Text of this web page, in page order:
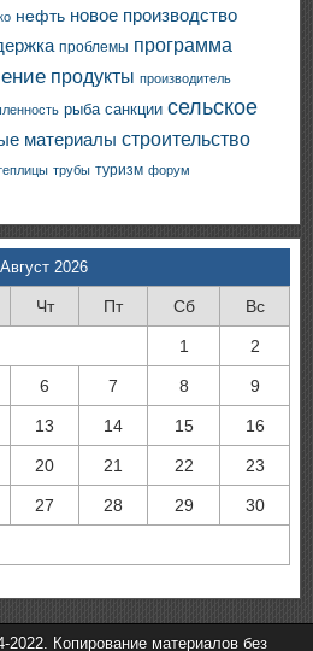
нефть новое производство
проблемы программа
продукты производитель
рыба санкции сельское
материалы строительство
трубы туризм форум
Август 2026
Чт Пт Сб Вс
1 2
6 7 8 9
13 14 15 16
20 21 22 23
27 28 29 30
Копирование материалов без